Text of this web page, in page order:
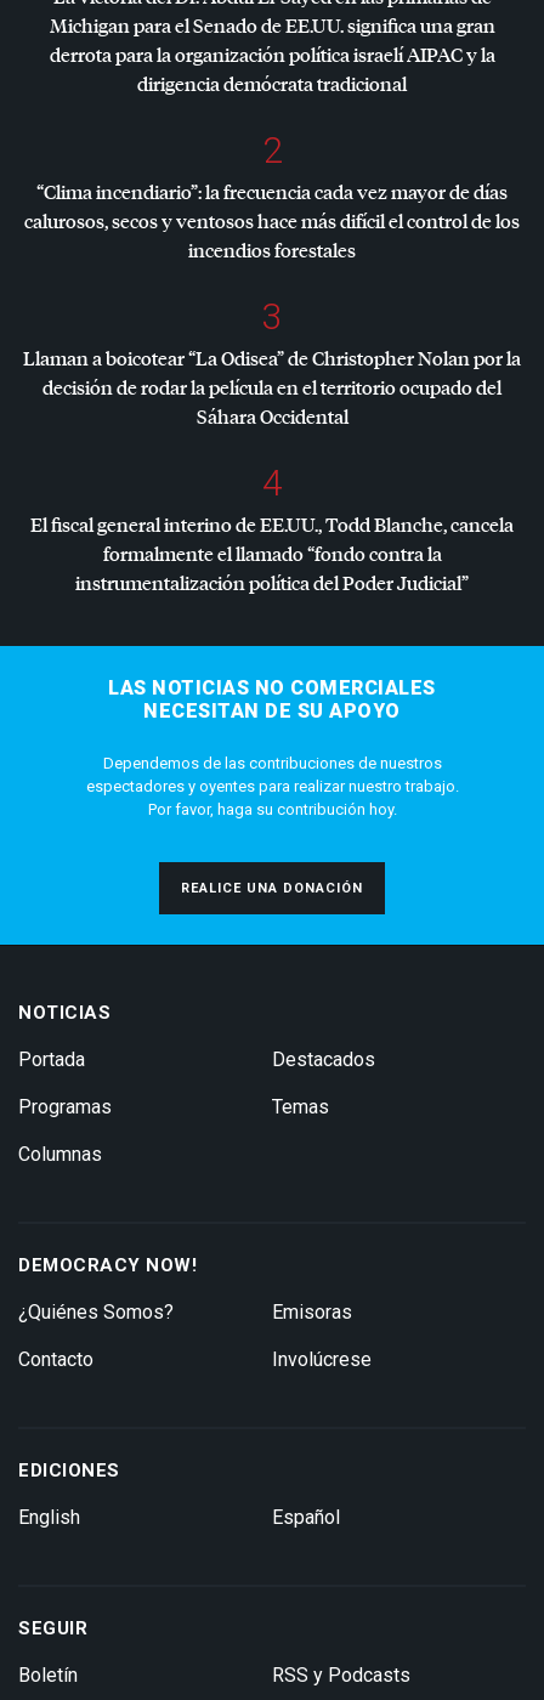
Michigan para el Senado de EE.UU. significa una gran
derrota para la organización política israelíAIPACy la
dirigencia demócrata tradicional
2
“Clima incendiario”: la frecuencia cada vez mayor de días
calurosos, secos y ventosos hace más difícil el control de los
incendios forestales
3
Llaman a boicotear “La Odisea” de Christopher Nolan por la
decisión de rodar la película en el territorio ocupado del
Sáhara Occidental
4
El fiscal general interino de EE.UU., Todd Blanche, cancela
formalmente el llamado “fondo contra la
instrumentalización política del Poder Judicial”
LAS NOTICIAS NO COMERCIALES
NECESITAN DE SU APOYO
Dependemos de las contribuciones de nuestros
espectadores y oyentes para realizar nuestro trabajo.
Por favor, haga su contribución hoy.
REALICE UNA DONACIÓN
NOTICIAS
Portada
Programas
Columnas
Destacados
Temas
DEMOCRACY NOW!
¿Quiénes Somos?
Contacto
Emisoras
Involúcrese
EDICIONES
English Español
SEGUIR
Boletín RSS y Podcasts